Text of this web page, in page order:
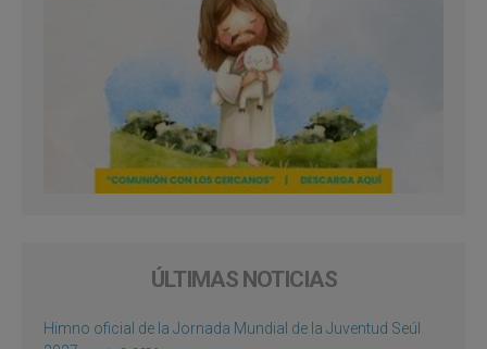
ÚLTIMAS NOTICIAS
Himno oficial de la Jornada Mundial de la Juventud Seúl